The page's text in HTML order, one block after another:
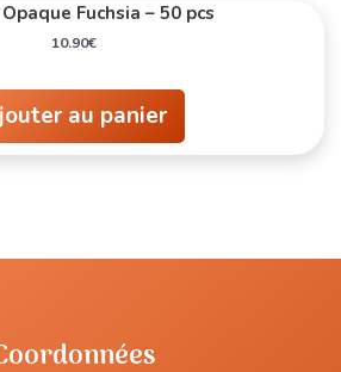
Fuchsia – 50 pcs
10.90€
au panier